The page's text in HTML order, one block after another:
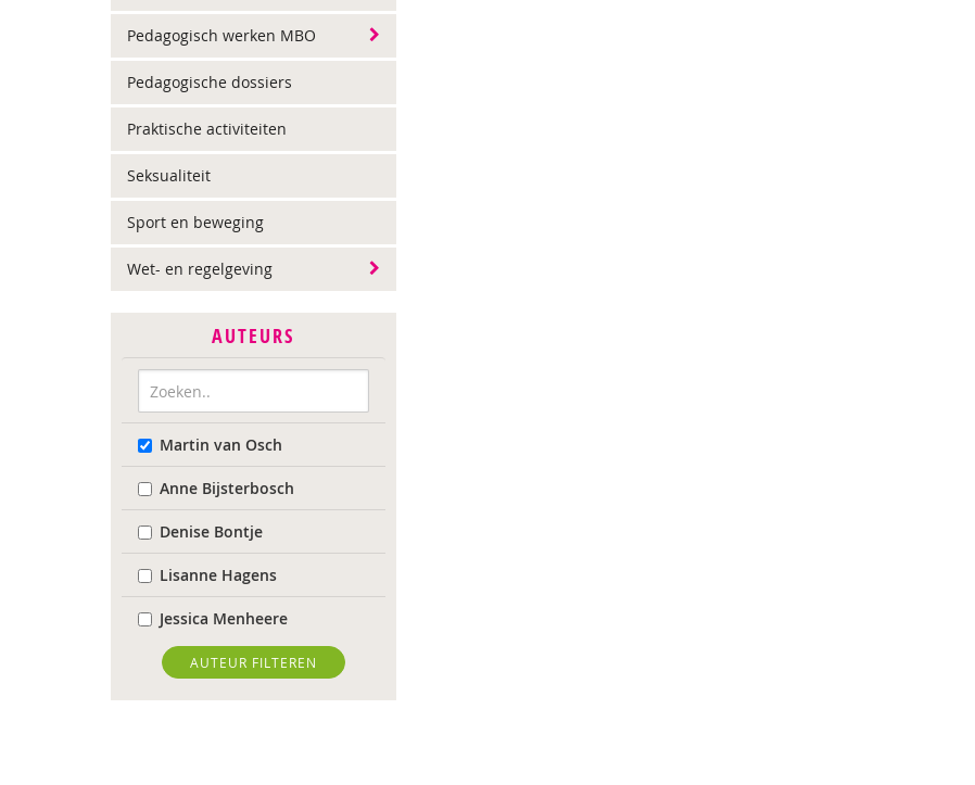
Pedagogisch werken MBO
Pedagogische dossiers
Praktische activiteiten
Seksualiteit
Sport en beweging
Wet- en regelgeving
AUTEURS
Martin van Osch
Anne Bijsterbosch
Denise Bontje
Lisanne Hagens
Jessica Menheere
AUTEUR FILTEREN